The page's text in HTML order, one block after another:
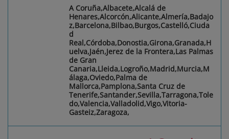
A Coruña,Albacete,Alcalá de
Henares,Alcorcón,Alicante,Almería,Badajo
z,Barcelona,Bilbao,Burgos,Castelló,Ciuda
d
Real,Córdoba,Donostia,Girona,Granada,H
uelva,Jaén,Jerez de la Frontera,Las Palmas
de Gran
Canaria,Lleida,Logroño,Madrid,Murcia,M
álaga,Oviedo,Palma de
Mallorca,Pamplona,Santa Cruz de
Tenerife,Santander,Sevilla,Tarragona,Tole
do,Valencia,Valladolid,Vigo,Vitoria-
Gasteiz,Zaragoza,